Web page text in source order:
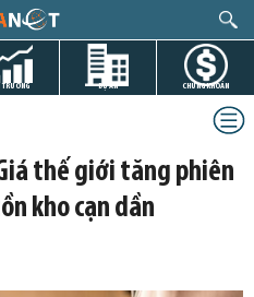
TRƯỜNG DỰ ÁN CHỨNG KHOÁN
thế giới tăng phiên
kho cạn dần